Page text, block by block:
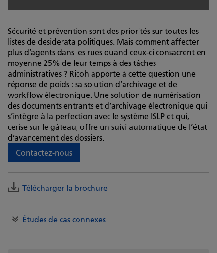
Sécurité et prévention sont des priorités sur toutes les
listes de desiderata politiques. Mais comment affecter
plus d’agents dans les rues quand ceux-ci consacrent en
moyenne 25% de leur temps à des tâches
administratives ? Ricoh apporte à cette question une
réponse de poids : sa solution d’archivage et de
workflow électronique. Une solution de numérisation
des documents entrants et d’archivage électronique qui
s’intègre à la perfection avec le système ISLP et qui,
cerise sur le gâteau, offre un suivi automatique de l’état
d’avancement des dossiers.
Contactez-nous
Télécharger la brochure
Études de cas connexes